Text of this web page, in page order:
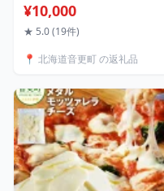
＞1袋～4袋（1袋あたり
1kg）計1kg～4kg 10000円
3000円 チーズ ナチュラル
ッツァレラ ミックスチーズ
業務用サイズ セルロース不
使用 冷蔵
¥10,000
★ 5.0 (19件)
📍 北海道音更町 の返礼品